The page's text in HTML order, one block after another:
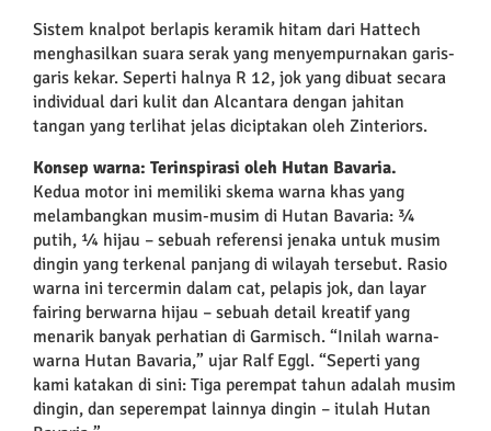
Sistem knalpot berlapis keramik hitam dari Hattech
menghasilkan suara serak yang menyempurnakan garis-
garis kekar. Seperti halnya R 12, jok yang dibuat secara
individual dari kulit dan Alcantara dengan jahitan
tangan yang terlihat jelas diciptakan oleh Zinteriors.
Konsep warna: Terinspirasi oleh Hutan Bavaria.
Kedua motor ini memiliki skema warna khas yang
melambangkan musim-musim di Hutan Bavaria: ¾
putih, ¼ hijau – sebuah referensi jenaka untuk musim
dingin yang terkenal panjang di wilayah tersebut. Rasio
warna ini tercermin dalam cat, pelapis jok, dan layar
fairing berwarna hijau – sebuah detail kreatif yang
menarik banyak perhatian di Garmisch. “Inilah warna-
warna Hutan Bavaria,” ujar Ralf Eggl. “Seperti yang
kami katakan di sini: Tiga perempat tahun adalah musim
dingin, dan seperempat lainnya dingin – itulah Hutan